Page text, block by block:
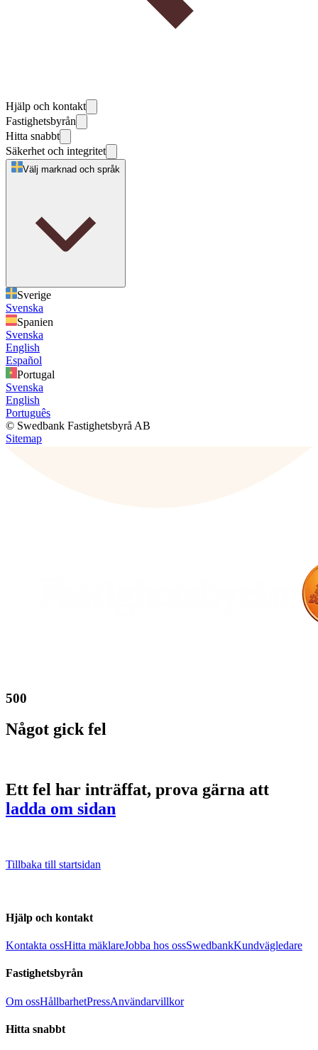
Hjälp och kontakt
Fastighetsbyrån
Hitta snabbt
Säkerhet och integritet
Välj marknad och språk
Sverige
Svenska
Spanien
Svenska
English
Español
Portugal
Svenska
English
Português
© Swedbank Fastighetsbyrå AB
Sitemap
500
Något gick fel
Ett fel har inträffat, prova gärna att
ladda om sidan
Tillbaka till startsidan
Hjälp och kontakt
Kontakta ossHitta mäklareJobba hos ossSwedbankKundvägledare
Fastighetsbyrån
Om ossHållbarhetPressAnvändarvillkor
Hitta snabbt